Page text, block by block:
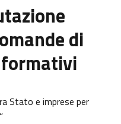
di
Stato e imprese per